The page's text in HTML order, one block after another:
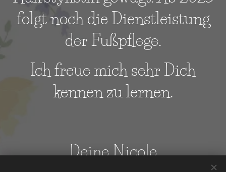
folgt noch die Dienstleistung
der Fußpflege.
Ich freue mich sehr Dich
kennen zu lernen.
Deine Nicole